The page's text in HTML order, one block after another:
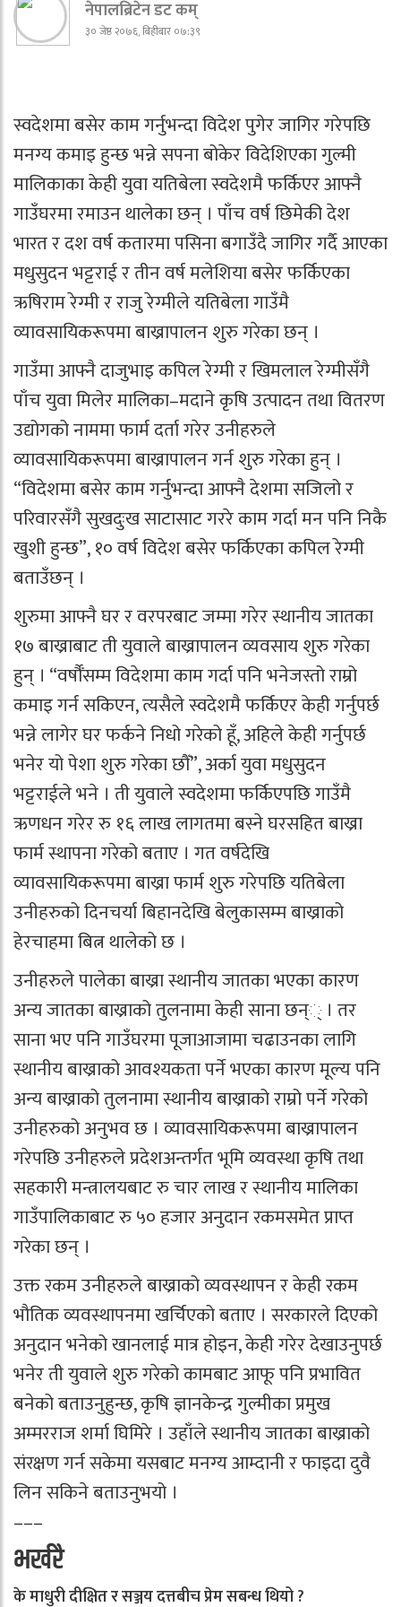
नेपालब्रिटेन डट कम्
३० जेष्ठ २०७६, बिहीबार ०७:३९
स्वदेशमा बसेर काम गर्नुभन्दा विदेश पुगेर जागिर गरेपछि
मनग्य कमाइ हुन्छ भन्ने सपना बोकेर विदेशिएका गुल्मी
मालिकाका केही युवा यतिबेला स्वदेशमै फर्किएर आफ्नै
गाउँघरमा रमाउन थालेका छन् । पाँच वर्ष छिमेकी देश
भारत र दश वर्ष कतारमा पसिना बगाउँदै जागिर गर्दै आएका
मधुसुदन भट्टराई र तीन वर्ष मलेशिया बसेर फर्किएका
ऋषिराम रेग्मी र राजु रेग्मीले यतिबेला गाउँमै
व्यावसायिकरूपमा बाख्रापालन शुरु गरेका छन् ।
गाउँमा आफ्नै दाजुभाइ कपिल रेग्मी र खिमलाल रेग्मीसँगै
पाँच युवा मिलेर मालिका–मदाने कृषि उत्पादन तथा वितरण
उद्योगको नाममा फार्म दर्ता गरेर उनीहरुले
व्यावसायिकरूपमा बाख्रापालन गर्न शुरु गरेका हुन् ।
“विदेशमा बसेर काम गर्नुभन्दा आफ्नै देशमा सजिलो र
परिवारसँगै सुखदुःख साटासाट गररे काम गर्दा मन पनि निकै
खुशी हुन्छ”, १० वर्ष विदेश बसेर फर्किएका कपिल रेग्मी
बताउँछन् ।
शुरुमा आफ्नै घर र वरपरबाट जम्मा गरेर स्थानीय जातका
१७ बाख्राबाट ती युवाले बाख्रापालन व्यवसाय शुरु गरेका
हुन् । “वर्षौँसम्म विदेशमा काम गर्दा पनि भनेजस्तो राम्रो
कमाइ गर्न सकिएन, त्यसैले स्वदेशमै फर्किएर केही गर्नुपर्छ
भन्ने लागेर घर फर्कने निधो गरेको हूँ, अहिले केही गर्नुपर्छ
भनेर यो पेशा शुरु गरेका छौँ”, अर्का युवा मधुसुदन
भट्टराईले भने । ती युवाले स्वदेशमा फर्किएपछि गाउँमै
ऋणधन गरेर रु १६ लाख लागतमा बस्ने घरसहित बाख्रा
फार्म स्थापना गरेको बताए । गत वर्षदेखि
व्यावसायिकरूपमा बाख्रा फार्म शुरु गरेपछि यतिबेला
उनीहरुको दिनचर्या बिहानदेखि बेलुकासम्म बाख्राको
हेरचाहमा बित्न थालेको छ ।
उनीहरुले पालेका बाख्रा स्थानीय जातका भएका कारण
अन्य जातका बाख्राको तुलनामा केही साना छन्् । तर
साना भए पनि गाउँघरमा पूजाआजामा चढाउनका लागि
स्थानीय बाख्राको आवश्यकता पर्ने भएका कारण मूल्य पनि
अन्य बाख्राको तुलनामा स्थानीय बाख्राको राम्रो पर्ने गरेको
उनीहरुको अनुभव छ । व्यावसायिकरूपमा बाख्रापालन
गरेपछि उनीहरुले प्रदेशअन्तर्गत भूमि व्यवस्था कृषि तथा
सहकारी मन्त्रालयबाट रु चार लाख र स्थानीय मालिका
गाउँपालिकाबाट रु ५० हजार अनुदान रकमसमेत प्राप्त
गरेका छन् ।
उक्त रकम उनीहरुले बाख्राको व्यवस्थापन र केही रकम
भौतिक व्यवस्थापनमा खर्चिएको बताए । सरकारले दिएको
अनुदान भनेको खानलाई मात्र होइन, केही गरेर देखाउनुपर्छ
भनेर ती युवाले शुरु गरेको कामबाट आफू पनि प्रभावित
बनेको बताउनुहुन्छ, कृषि ज्ञानकेन्द्र गुल्मीका प्रमुख
अम्मरराज शर्मा घिमिरे । उहाँले स्थानीय जातका बाख्राको
संरक्षण गर्न सकेमा यसबाट मनग्य आम्दानी र फाइदा दुवै
लिन सकिने बताउनुभयो ।
–––
भर्खरै
के माधुरी दीक्षित र सञ्जय दत्तबीच प्रेम सबन्ध थियो ?